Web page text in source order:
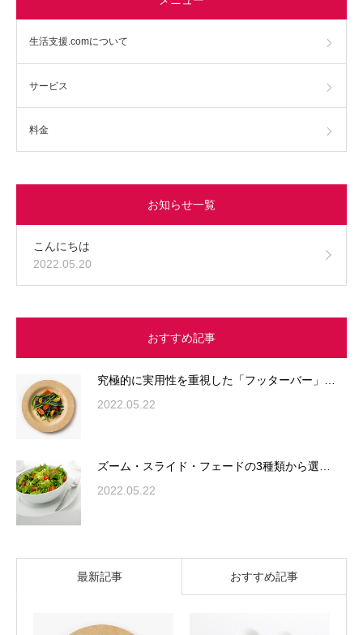
生活支援.comについて
サービス
料金
お知らせ一覧
こんにちは
2022.05.20
おすすめ記事
究極的に実用性を重視した「フッターバー」…
2022.05.22
ズーム・スライド・フェードの3種類から選…
2022.05.22
最新記事 おすすめ記事